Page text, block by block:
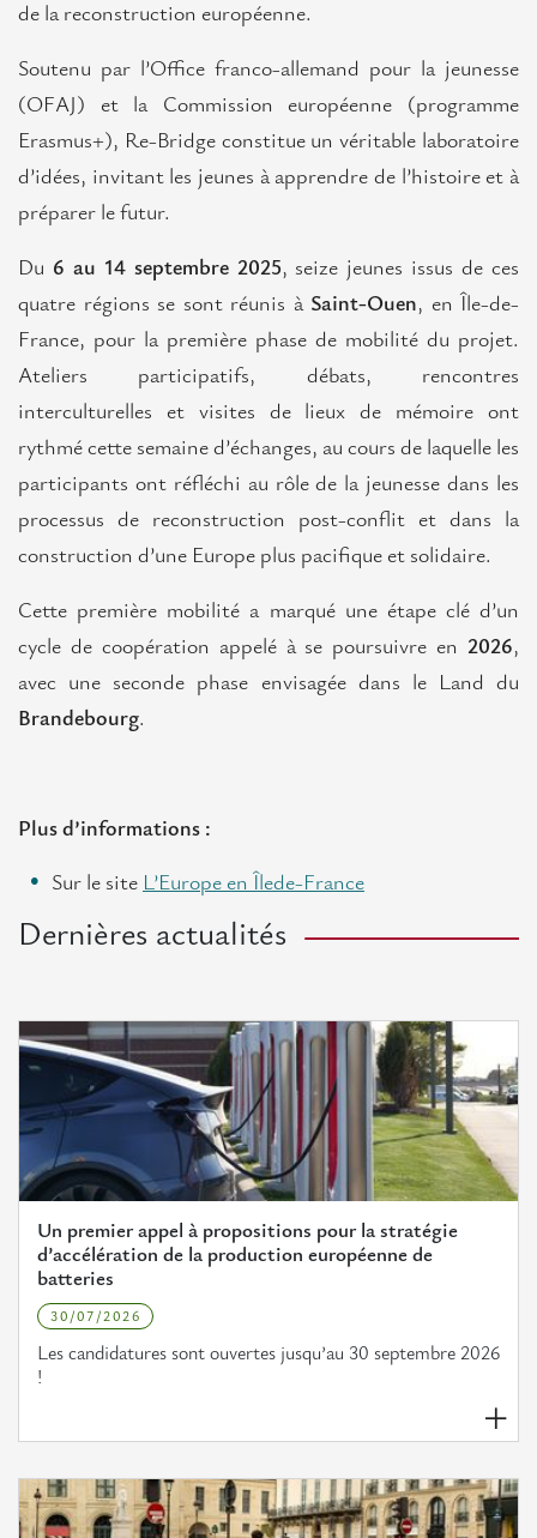
de la reconstruction européenne.
Soutenu par l’Office franco-allemand pour la jeunesse
(OFAJ) et la Commission européenne (programme
Erasmus+), Re-Bridge constitue un véritable laboratoire
d’idées, invitant les jeunes à apprendre de l’histoire et à
préparer le futur.
Du 6 au 14 septembre 2025, seize jeunes issus de ces
quatre régions se sont réunis à Saint-Ouen, en Île-de-
France, pour la première phase de mobilité du projet.
Ateliers participatifs, débats, rencontres
interculturelles et visites de lieux de mémoire ont
rythmé cette semaine d’échanges, au cours de laquelle les
participants ont réfléchi au rôle de la jeunesse dans les
processus de reconstruction post-conflit et dans la
construction d’une Europe plus pacifique et solidaire.
Cette première mobilité a marqué une étape clé d’un
cycle de coopération appelé à se poursuivre en 2026,
avec une seconde phase envisagée dans le Land du
Brandebourg.
Plus d’informations :
Sur le site L’Europe en Îlede-France
Dernières actualités
Un premier appel à propositions pour la stratégie
d’accélération de la production européenne de
batteries
30/07/2026
Les candidatures sont ouvertes jusqu’au 30 septembre 2026
!